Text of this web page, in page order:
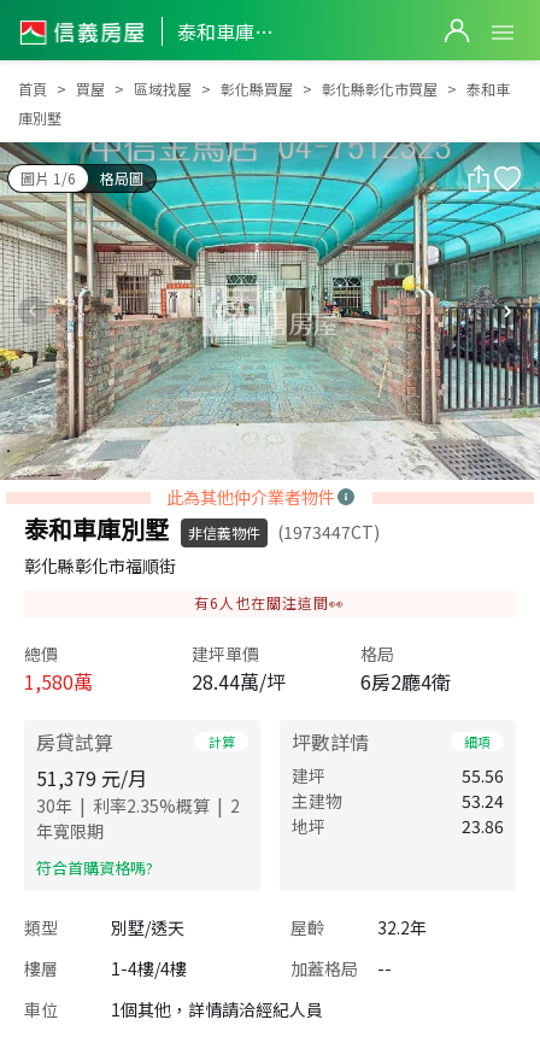
泰和車庫別墅
泰和車庫別墅
首頁 買屋 區域找屋 彰化縣買屋 彰化縣彰化市買屋
泰和車
庫別墅
圖片 1/6 格局圖
此為其他仲介業者物件
泰和車庫別墅 非信義物件
(1973447CT)
彰化縣彰化市福順街
有6 人也在關注這間👀
總價
1,580萬
建坪單價
28.44萬/坪
格局
6房2廳4衛
房貸試算 計算
51,379 元/月
30年 | 利率2.35%概算 | 2
年寬限期
​符合首購資格嗎?
坪數詳情 細項
建坪
55.56
主建物
53.24
地坪
23.86
類型 別墅/透天 屋齡
32.2年
樓層
1-4樓/4樓 加蓋格局
--
車位
1個其他，詳情請洽經紀人員